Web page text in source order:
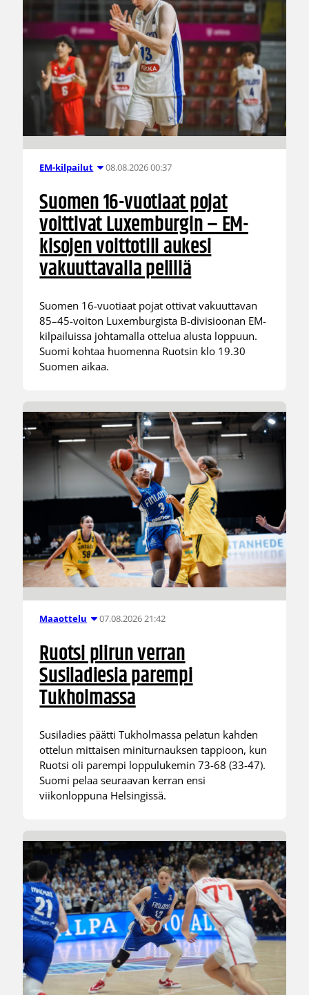
EM-kilpailut 08.08.2026 00:37
Suomen 16-vuotiaat pojat
voittivat Luxemburgin – EM-
kisojen voittotili aukesi
vakuuttavalla pelillä
Suomen 16-vuotiaat pojat ottivat vakuuttavan
85–45-voiton Luxemburgista B-divisioonan EM-
kilpailuissa johtamalla ottelua alusta loppuun.
Suomi kohtaa huomenna Ruotsin klo 19.30
Suomen aikaa.
Maaottelu 07.08.2026 21:42
Ruotsi piirun verran
Susiladiesia parempi
Tukholmassa
Susiladies päätti Tukholmassa pelatun kahden
ottelun mittaisen miniturnauksen tappioon, kun
Ruotsi oli parempi loppulukemin 73-68 (33-47).
Suomi pelaa seuraavan kerran ensi
viikonloppuna Helsingissä.